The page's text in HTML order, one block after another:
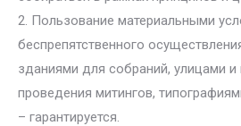
2. Пользование материальными
беспрепятственного
зданиями для собраний, улицами
проведения митингов,
– гарантируется.